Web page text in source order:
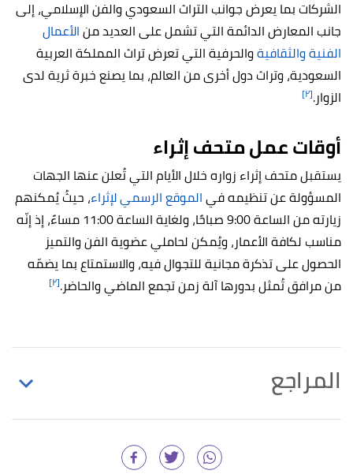
الشركات بما يعرض جوانب التراث السعودي والفن الإسلامي، إلى
جانب المعارض الدائمة التي تشمل على العديد منالأعمال
الفنية والثقافيةوالحرفية التي تعرض تراث المملكة العربية
السعودية، وتراث دول أخرى من العالم، بما يصنع خبرة ثرية لدى
الزوار.[٢]
أوقات عمل متحف إثراء
يستقبل متحف إثراء زواره خلال الأيام التي تُعلن عنها الجهات
المسؤولة عن تنظيمه فيالموقع الرسمي لإثراء، حيثُ يُمكنهم
زيارته من الساعة 9:00 صباحًا، ولغاية الساعة 11:00 مساءً، إذ إنّه
مناسب لكافة الأعمار، ويُمكن لحاملي عضوية الفن والتميز
الحصول على تذكرة مجانية للتجوال فيه، والاستمتاع بما يضمّه
من مرافق تُمثل بدورها آلة زمن تجمع الماضي والحاضر.[٢]
المراجع
Google , Retrieved 27/7/2023. Edited.